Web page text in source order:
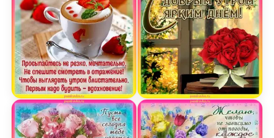
Открытка с добрым утром и замечательным
Открытка с добрым